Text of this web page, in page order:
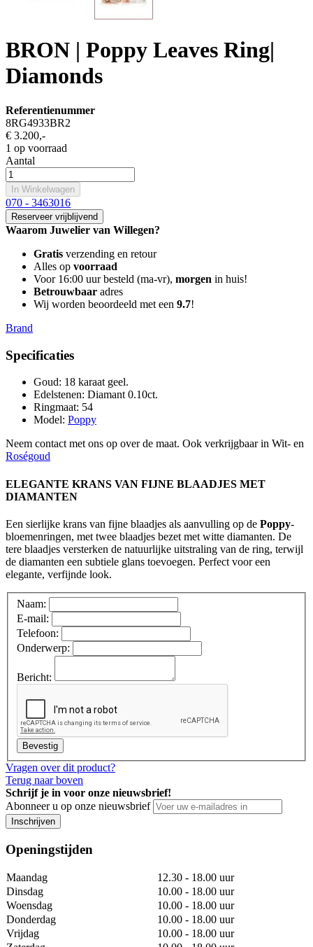
BRON | Poppy Leaves Ring|
Diamonds
Referentienummer
8RG4933BR2
€ 3.200,-
1 op voorraad
Aantal
In Winkelwagen
070 - 3463016
Reserveer vrijblijvend
Waarom Juwelier van Willegen?
Gratis verzending en retour
Alles op voorraad
Voor 16:00 uur besteld (ma-vr), morgen in huis!
Betrouwbaar adres
Wij worden beoordeeld met een 9.7!
Brand
Specificaties
Goud: 18 karaat geel.
Edelstenen: Diamant 0.10ct.
Ringmaat: 54
Model: Poppy
Neem contact met ons op over de maat. Ook verkrijgbaar in Wit- en
Roségoud
ELEGANTE KRANS VAN FIJNE BLAADJES MET
DIAMANTEN
Een sierlijke krans van fijne blaadjes als aanvulling op de Poppy-
bloemenringen, met twee blaadjes bezet met witte diamanten. De
tere blaadjes versterken de natuurlijke uitstraling van de ring, terwijl
de diamanten een subtiele glans toevoegen. Perfect voor een
elegante, verfijnde look.
Naam:
E-mail:
Telefoon:
Onderwerp:
Bericht:
Bevestig
Vragen over dit product?
Terug naar boven
Schrijf je in voor onze nieuwsbrief!
Abonneer u op onze nieuwsbrief
Inschrijven
Openingstijden
Maandag
12.30 - 18.00 uur
Dinsdag
10.00 - 18.00 uur
Woensdag
10.00 - 18.00 uur
Donderdag
10.00 - 18.00 uur
Vrijdag
10.00 - 18.00 uur